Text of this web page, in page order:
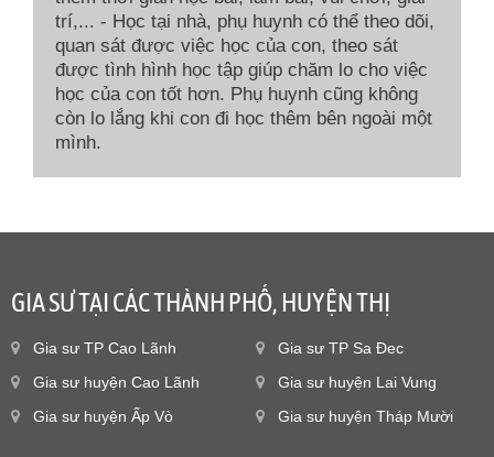
trí,... - Học tại nhà, phụ huynh có thể theo dõi,
quan sát được việc học của con, theo sát
được tình hình học tập giúp chăm lo cho việc
học của con tốt hơn. Phụ huynh cũng không
còn lo lắng khi con đi học thêm bên ngoài một
mình.
GIA SƯ TẠI CÁC THÀNH PHỐ, HUYỆN THỊ
Gia sư TP Cao Lãnh
Gia sư TP Sa Đec
Gia sư huyện Cao Lãnh
Gia sư huyện Lai Vung
Gia sư huyện Ấp Vò
Gia sư huyện Tháp Mười